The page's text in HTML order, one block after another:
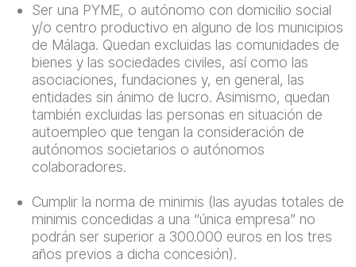
Ser una PYME, o autónomo con domicilio social
y/o centro productivo en alguno de los municipios
de Málaga. Quedan excluidas las comunidades de
bienes y las sociedades civiles, así como las
asociaciones, fundaciones y, en general, las
entidades sin ánimo de lucro. Asimismo, quedan
también excluidas las personas en situación de
autoempleo que tengan la consideración de
autónomos societarios o autónomos
colaboradores.
Cumplir la norma de minimis (las ayudas totales de
minimis concedidas a una “única empresa” no
podrán ser superior a 300.000 euros en los tres
años previos a dicha concesión).